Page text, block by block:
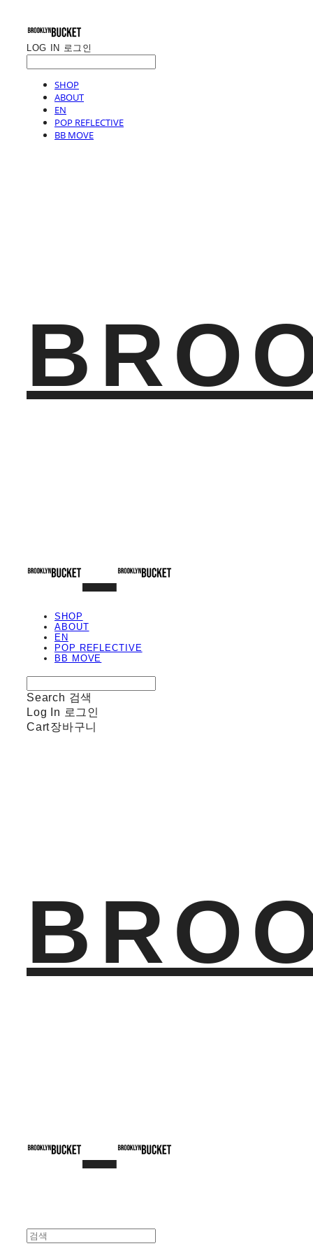
LOG IN 로그인
SHOP
ABOUT
EN
POP REFLECTIVE
BB MOVE
SHOP
ABOUT
EN
POP REFLECTIVE
BB MOVE
Search 검색
Log In 로그인
Cart장바구니